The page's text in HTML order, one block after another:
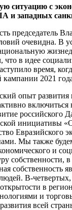
ситуацию с
и западных
председатель
очевидна. В
в идее
время,
2021
опыт
включиться
инициативы
Евразийского
Мы также
и
собственности,
собственность
В-
в
и
всей